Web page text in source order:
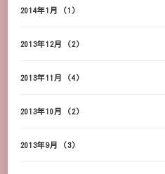
2014年1月 (1)
2013年12月 (2)
2013年11月 (4)
2013年10月 (2)
2013年9月 (3)